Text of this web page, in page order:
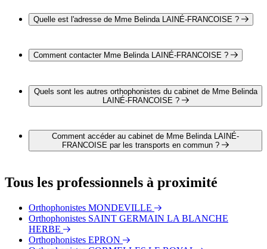
Quelle est l'adresse de Mme Belinda LAINÉ-FRANCOISE ?
avenue de Tourville 14000 CAEN
Comment contacter Mme Belinda LAINÉ-FRANCOISE ?
FRANCOISE par téléphone au 02 31 93 53 46.
Quels sont les autres orthophonistes du cabinet de Mme Belinda
LAINÉ-FRANCOISE ?
Mme Belinda LAINÉ-FRANCOISE :
Mme Anne-Lise CHAMPDOYSEAU
Comment accéder au cabinet de Mme Belinda LAINÉ-
FRANCOISE par les transports en commun ?
proximité des arrêts suivants :
Bus - Saint-Pierre
Bus - Théâtre quai 2
Tram - Université
Tram - Bernières
Tous les professionnels à proximité
Orthophonistes MONDEVILLE
Orthophonistes SAINT GERMAIN LA BLANCHE
HERBE
Orthophonistes EPRON